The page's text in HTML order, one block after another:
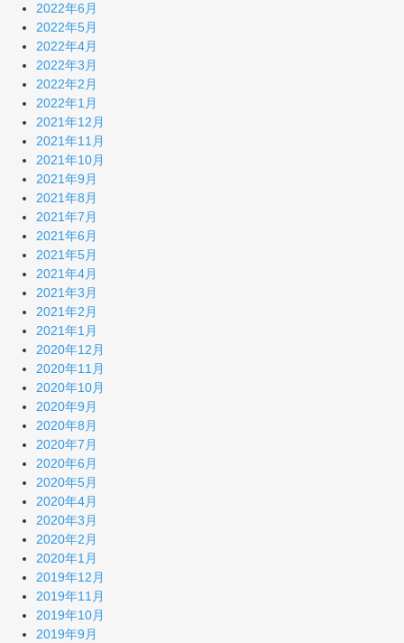
2022年6月
2022年5月
2022年4月
2022年3月
2022年2月
2022年1月
2021年12月
2021年11月
2021年10月
2021年9月
2021年8月
2021年7月
2021年6月
2021年5月
2021年4月
2021年3月
2021年2月
2021年1月
2020年12月
2020年11月
2020年10月
2020年9月
2020年8月
2020年7月
2020年6月
2020年5月
2020年4月
2020年3月
2020年2月
2020年1月
2019年12月
2019年11月
2019年10月
2019年9月